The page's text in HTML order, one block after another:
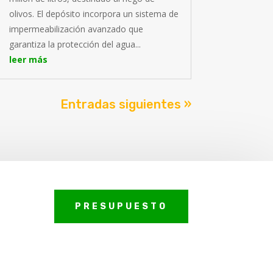
olivos. El depósito incorpora un sistema de
impermeabilización avanzado que
garantiza la protección del agua...
leer más
Entradas siguientes »
PRESUPUESTO